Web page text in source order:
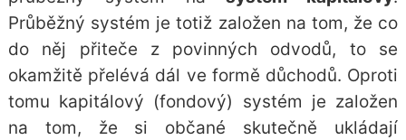
Průběžný systém je totiž založen na tom, že co
do něj přiteče z povinných odvodů, to se
okamžitě přelévá dál ve formě důchodů. Oproti
tomu kapitálový (fondový) systém je založen
na tom, že si občané skutečně ukládají